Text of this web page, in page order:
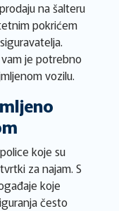
na šalteru
pokrićem
je potrebno
vozilu.
koje su
za najam. S
koje
često